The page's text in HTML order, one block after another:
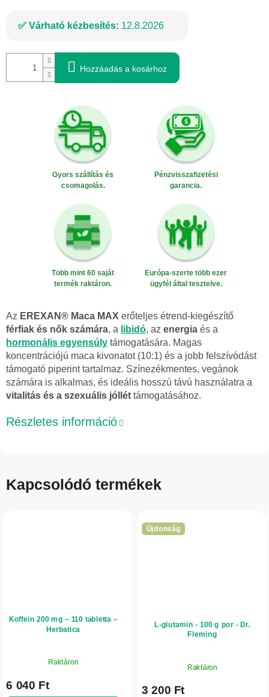
Várható kézbesítés: 12.8.2026
Hozzáadás a kosárhoz
Gyors szállítás és
csomagolás.
Pénzvisszafizetési
garancia.
Több mint 60 saját
termék raktáron.
Európa-szerte több ezer
ügyfél által tesztelve.
Az EREXAN® Maca MAX erőteljes étrend-kiegészítő
férfiak és nők számára, a libidó, az energia és a
hormonális egyensúly támogatására. Magas
koncentrációjú maca kivonatot (10:1) és a jobb felszívódást
támogató piperint tartalmaz. Színezékmentes, vegánok
számára is alkalmas, és ideális hosszú távú használatra a
vitalitás és a szexuális jóllét támogatásához.
Részletes információ
Kapcsolódó termékek
Koffein 200 mg – 110 tabletta –
Herbatica
Raktáron
6 040 Ft
Újdonság
L-glutamin - 100 g por - Dr.
Fleming
Raktáron
3 200 Ft